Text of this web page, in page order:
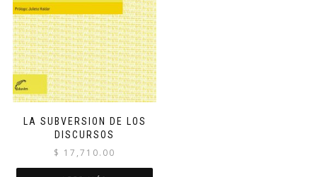
LA SUBVERSION DE LOS
DISCURSOS
$ 17,710.00